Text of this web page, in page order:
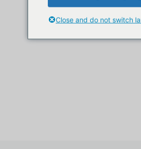
Close and do not switch